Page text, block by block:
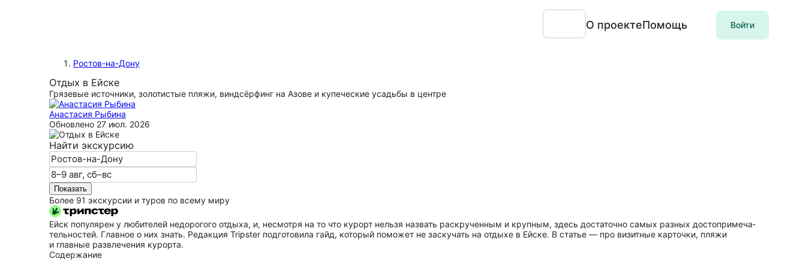
О проектеПомощь Войти
Ростов-на-Дону
Отдых в Ейске
Грязевые источники, золотистые пляжи, виндсёрфинг на Азове и купеческие усадьбы в центре
Анастасия Рыбина
Обновлено 27 июл. 2026
Найти экскурсию
Показать
Более 91 экскурсии и туров по всему миру
Ейск популярен у любителей недорогого отдыха, и, несмотря на то что курорт нельзя назвать раскрученным и крупным, здесь достаточно самых разных до­сто­при­ме­ча­
тель­но­стей. Главное о них знать. Редакция Tripster подготовила гайд, который поможет не заскучать на отдыхе в Ейске. В статье — про визитные карточки, пляжи
и главные развлечения курорта.
Содержание